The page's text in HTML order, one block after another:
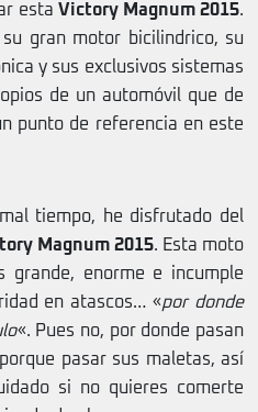
esta Victory Magnum 2015.
gran motor bicilindrico, su
y sus exclusivos sistemas
de un automóvil que de
punto de referencia en este
tiempo, he disfrutado del
Magnum 2015. Esta moto
grande, enorme e incumple
en atascos… «por donde
«. Pues no, por donde pasan
pasar sus maletas, así
si no quieres comerte